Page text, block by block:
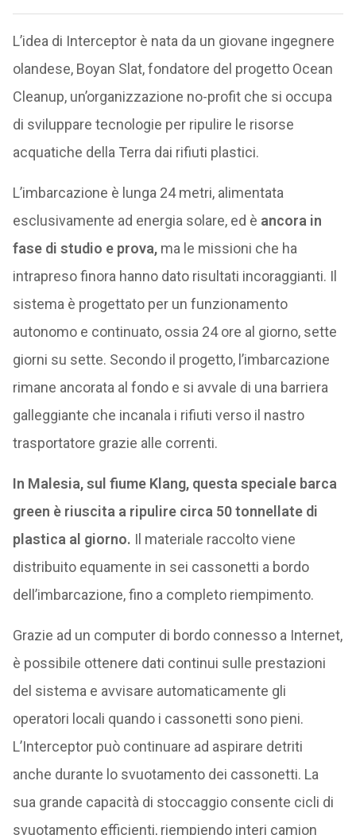
L’idea di Interceptor è nata da un giovane ingegnere
olandese, Boyan Slat, fondatore del progetto Ocean
Cleanup, un’organizzazione no-profit che si occupa
di sviluppare tecnologie per ripulire le risorse
acquatiche della Terra dai rifiuti plastici.
L’imbarcazione è lunga 24 metri, alimentata
esclusivamente ad energia solare, ed è ancora in
fase di studio e prova,ma le missioni che ha
intrapreso finora hanno dato risultati incoraggianti. Il
sistema è progettato per un funzionamento
autonomo e continuato, ossia 24 ore al giorno, sette
giorni su sette. Secondo il progetto, l’imbarcazione
rimane ancorata al fondo e si avvale di una barriera
galleggiante che incanala i rifiuti verso il nastro
trasportatore grazie alle correnti.
In Malesia, sul fiume Klang, questa speciale barca
green è riuscita a ripulire circa 50 tonnellate di
plastica al giorno. Il materiale raccolto viene
distribuito equamente in sei cassonetti a bordo
dell’imbarcazione, fino a completo riempimento.
Grazie ad un computer di bordo connesso a Internet,
è possibile ottenere dati continui sulle prestazioni
del sistema e avvisare automaticamente gli
operatori locali quando i cassonetti sono pieni.
L’Interceptor può continuare ad aspirare detriti
anche durante lo svuotamento dei cassonetti. La
sua grande capacità di stoccaggio consente cicli di
svuotamento efficienti, riempiendo interi camion